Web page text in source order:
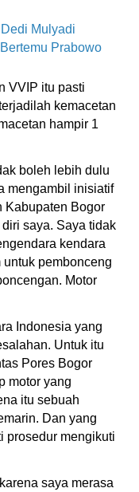
Mulyadi
Prabowo
VVIP itu pasti
kemacetan
hampir 1
boleh lebih dulu
mengambil inisiatif
Kabupaten Bogor
saya. Saya tidak
kendara
pembonceng
Motor
Indonesia yang
Untuk itu
Pores Bogor
motor yang
itu sebuah
Dan yang
prosedur mengikuti
saya merasa